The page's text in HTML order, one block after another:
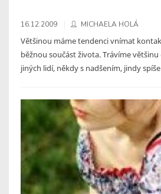
16.12.2009 MICHAELA HOLÁ
Většinou máme tendenci vnímat
běžnou součást života. Trávíme
jiných lidí, někdy s nadšením, jindy